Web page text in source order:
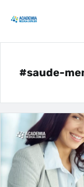
#saude-